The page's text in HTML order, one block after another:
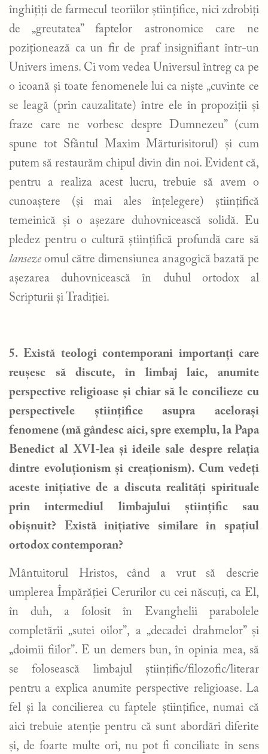
înghițiți de farmecul teoriilor științifice, nici zdrobiți
de „greutatea” faptelor astronomice care ne
poziționează ca un fir de praf insignifiant într-un
Univers imens. Ci vom vedea Universul întreg ca pe
o icoană și toate fenomenele lui ca niște „cuvinte ce
se leagă (prin cauzalitate) între ele în propoziții și
fraze care ne vorbesc despre Dumnezeu” (cum
spune tot Sfântul Maxim Mărturisitorul) și cum
putem să restaurăm chipul divin din noi. Evident că,
pentru a realiza acest lucru, trebuie să avem o
cunoaștere (și mai ales înțelegere) științifică
temeinică și o așezare duhovnicească solidă. Eu
pledez pentru o cultură științifică profundă care să
lansezeomul către dimensiunea anagogică bazată pe
așezarea duhovnicească în duhul ortodox al
Scripturii și Tradiției.
5. Există teologi contemporani importanți care
reușesc să discute, în limbaj laic, anumite
perspective religioase și chiar să le concilieze cu
perspectivele științifice asupra acelorași
fenomene (mă gândesc aici, spre exemplu, la Papa
Benedict al XVI-lea și ideile sale despre relația
dintre evoluționism și creaționism). Cum vedeți
aceste inițiative de a discuta realități spirituale
prin intermediul limbajului științific sau
obișnuit? Există inițiative similare în spațiul
ortodox contemporan?
Mântuitorul Hristos, când a vrut să descrie
umplerea Împărăției Cerurilor cu cei născuți, ca El,
în duh, a folosit în Evanghelii parabolele
completării „sutei oilor”, a „decadei drahmelor” și
„doimii fiilor”. E un demers bun, în opinia mea, să
se folosească limbajul științific/filozofic/literar
pentru a explica anumite perspective religioase. La
fel și la concilierea cu faptele științifice, numai că
aici trebuie atenție pentru că sunt abordări diferite
și, de foarte multe ori, nu pot fi conciliate în sens